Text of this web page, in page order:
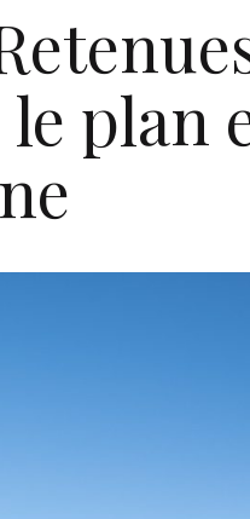
plan